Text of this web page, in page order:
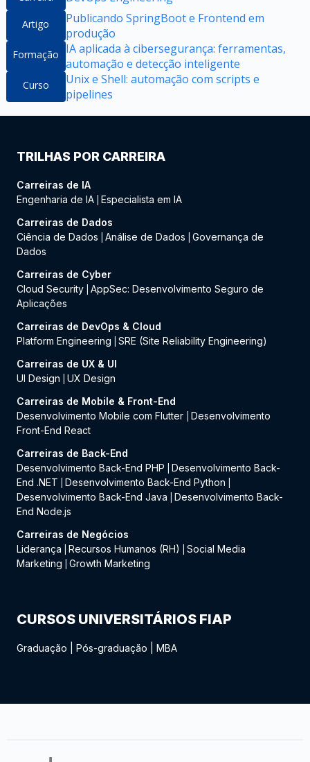
Artigo
Publicando SpringBoot e Frontend em
produção
Formação
IA aplicada à cibersegurança: ferramentas,
automação e detecção inteligente
Curso
Unix e Shell: automação com scripts e
pipelines
TRILHAS POR CARREIRA
Carreiras de IA
Engenharia de IA Especialista em IA
Carreiras de Dados
Ciência de Dados
Análise de Dados
Governança de
Dados
Carreiras de Cyber
Cloud Security AppSec: Desenvolvimento Seguro de
Aplicações
Carreiras de DevOps & Cloud
Platform Engineering
SRE (Site Reliability Engineering)
Carreiras de UX & UI
UI Design
UX Design
Carreiras de Mobile & Front-End
Desenvolvimento Mobile com Flutter
Desenvolvimento
Front-End React
Carreiras de Back-End
Desenvolvimento Back-End PHP
Desenvolvimento Back-
End .NET
Desenvolvimento Back-End Python
Desenvolvimento Back-End Java
Desenvolvimento Back-
End Node.js
Carreiras de Negócios
Liderança
Recursos Humanos (RH)
Social Media
Marketing
Growth Marketing
CURSOS UNIVERSITÁRIOS FIAP
Graduação Pós-graduação MBA